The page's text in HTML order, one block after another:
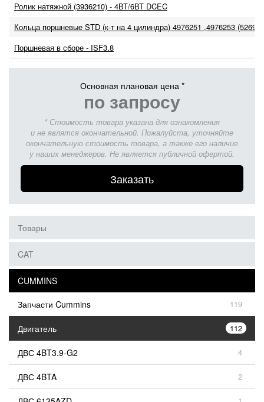
Ролик натяжной (3936210) - 4ВТ/6ВТ DCEC
Кольца поршневые STD (к-т на 4 цилиндра) 4976251 ,4976253
Поршневая в сборе - ISF3.8
Основная плановая цена *
по запросу
* Стоимость товара указана для ознакомления
и не являтся окончательной. Пожалуйста, уточняйте
окончательную стоимость товара, а также его наличие
у наших менеджеров. Не является публичной офертой.
Заказать
Товары
CAT
CUMMINS
Запчасти Cummins
119
Двигатель 112
ДВС 4BT3.9-G2 4
ДВС 4BTA 2